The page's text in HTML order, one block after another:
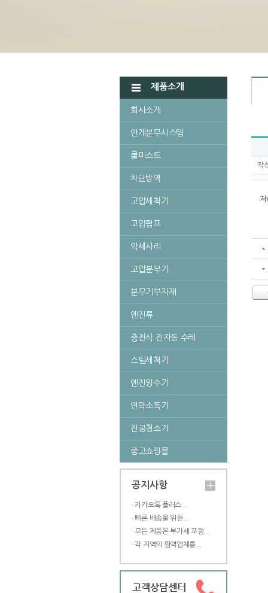
제품소개
회사소개
안개분무시스템
쿨미스트
차단방역
고압세척기
고압펌프
악세사리
고압분무기
분무기부자재
엔진류
충전식 전자동 수레
스팀세척기
엔진양수기
연막소독기
진공청소기
중고쇼핑몰
공지사항
· 카카오톡 플러스...
· 빠른 배송을 위한...
· 모든 제품은 부가세 포함...
· 각 지역의 협력업체를...
작
저